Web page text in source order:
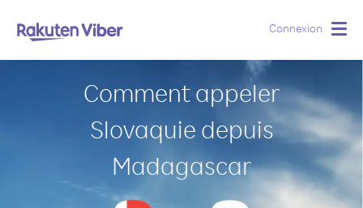
Connexion
Comment appeler
Slovaquie depuis
Madagascar